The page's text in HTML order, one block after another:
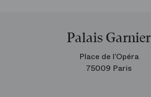
Palais Garnier
Place de l’Opéra
75009 Paris